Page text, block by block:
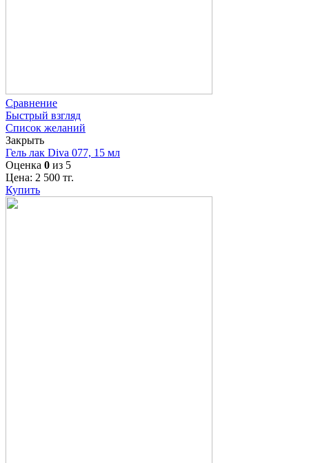
Сравнение
Быстрый взгляд
Список желаний
Закрыть
Гель лак Diva 077, 15 мл
Оценка 0 из 5
Цена: 2 500 тг.
Купить